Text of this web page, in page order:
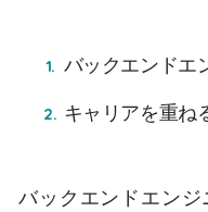
バックエンドエ
キャリアを重ね
バックエンドエンジ